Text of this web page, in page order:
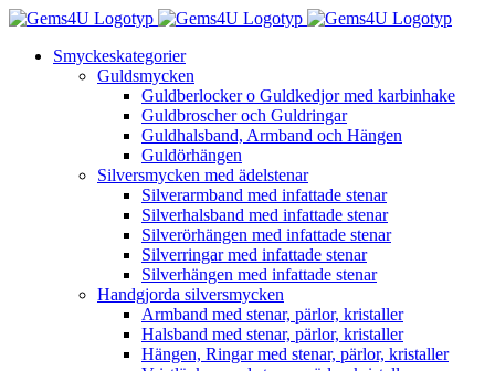
Fortsätt
innehålletSmyckeskategorier
Guldsmycken
Guldberlocker o Guldkedjor med karbinhake
Guldbroscher och Guldringar
Guldhalsband, Armband och Hängen
Guldörhängen
Silversmycken med ädelstenar
Silverarmband med infattade stenar
Silverhalsband med infattade stenar
Silverörhängen med infattade stenar
Silverringar med infattade stenar
Silverhängen med infattade stenar
Handgjorda silversmycken
Armband med stenar, pärlor, kristaller
Halsband med stenar, pärlor, kristaller
Hängen, Ringar med stenar, pärlor, kristaller